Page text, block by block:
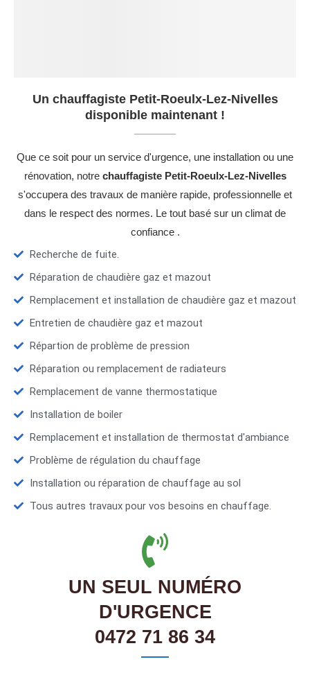
Un chauffagiste Petit-Roeulx-Lez-Nivelles
disponible maintenant !
Que ce soit pour un service d'urgence, une installation ou une
rénovation, notre chauffagiste Petit-Roeulx-Lez-Nivelles
s'occupera des travaux de manière rapide, professionnelle et
dans le respect des normes. Le tout basé sur un climat de
confiance .
Recherche de fuite.
Réparation de chaudière gaz et mazout
Remplacement et installation de chaudière gaz et mazout
Entretien de chaudière gaz et mazout
Répartion de problème de pression
Réparation ou remplacement de radiateurs
Remplacement de vanne thermostatique
Installation de boiler
Remplacement et installation de thermostat d'ambiance
Problème de régulation du chauffage
Installation ou réparation de chauffage au sol
Tous autres travaux pour vos besoins en chauffage.
UN SEUL NUMÉRO
D'URGENCE
0472 71 86 34